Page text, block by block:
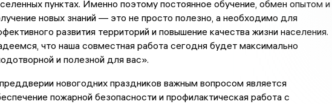
пунктах. Именно поэтому постоянное обучение, обмен опытом и
новых знаний — это не просто полезно, а необходимо для
развития территорий и повышение качества жизни населения.
что наша совместная работа сегодня будет максимально
и полезной для вас».
новогодних праздников важным вопросом является
пожарной безопасности и профилактическая работа с